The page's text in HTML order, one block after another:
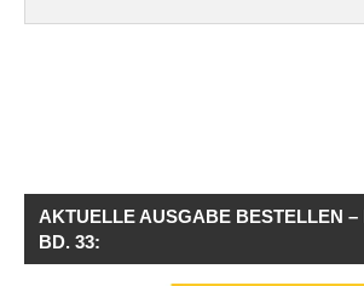
AKTUELLE AUSGABE BESTELLEN –
BD. 33: